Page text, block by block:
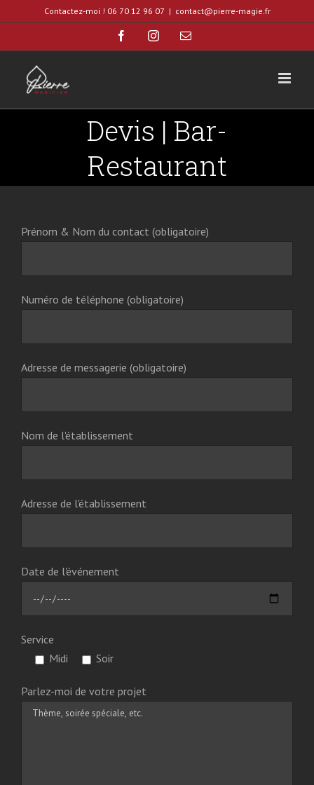
to
Contactez-moi ! 06 70 12 96 07 | contact@pierre-magie.fr
FacebookInstagramEmail
Devis | Bar-
Restaurant
Prénom & Nom du contact (obligatoire)
Numéro de téléphone (obligatoire)
Adresse de messagerie (obligatoire)
Nom de l'établissement
Adresse de l'établissement
Date de l'événement
Service
Midi
Soir
Parlez-moi de votre projet